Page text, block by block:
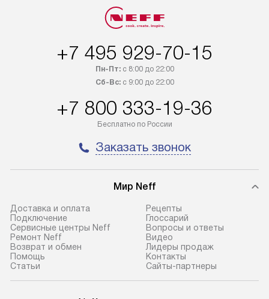
+7 495 929-70-15
Пн-Пт:с 8:00 до 22:00
Сб-Вс:с 9:00 до 22:00
+7 800 333-19-36
Бесплатно по России
Заказать звонок
Мир Neff
Доставка и оплата
Подключение
Сервисные центры Neff
Ремонт Neff
Возврат и обмен
Помощь
Статьи
Рецепты
Глоссарий
Вопросы и ответы
Видео
Лидеры продаж
Контакты
Сайты-партнеры